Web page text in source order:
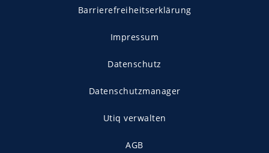
Barrierefreiheitserklärung
Impressum
Datenschutz
Datenschutzmanager
Utiq verwalten
AGB